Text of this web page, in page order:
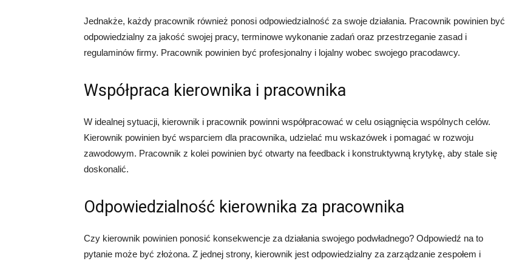
Jednakże, każdy pracownik również ponosi odpowiedzialność za swoje działania. Pracownik powinien być
odpowiedzialny za jakość swojej pracy, terminowe wykonanie zadań oraz przestrzeganie zasad i
regulaminów firmy. Pracownik powinien być profesjonalny i lojalny wobec swojego pracodawcy.
Współpraca kierownika i pracownika
W idealnej sytuacji, kierownik i pracownik powinni współpracować w celu osiągnięcia wspólnych celów.
Kierownik powinien być wsparciem dla pracownika, udzielać mu wskazówek i pomagać w rozwoju
zawodowym. Pracownik z kolei powinien być otwarty na feedback i konstruktywną krytykę, aby stale się
doskonalić.
Odpowiedzialność kierownika za pracownika
Czy kierownik powinien ponosić konsekwencje za działania swojego podwładnego? Odpowiedź na to
pytanie może być złożona. Z jednej strony, kierownik jest odpowiedzialny za zarządzanie zespołem i